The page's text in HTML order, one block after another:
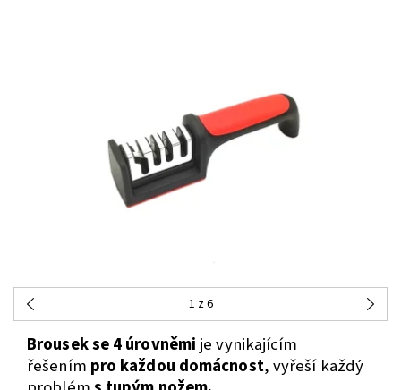
1 z 6
Brousek se 4 úrovněmi je vynikajícím
řešením pro každou domácnost, vyřeší každý